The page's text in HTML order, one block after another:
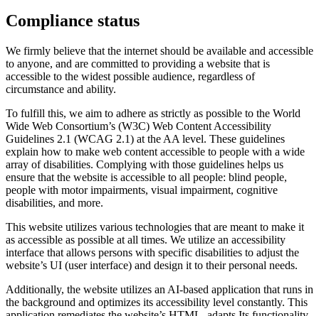
Compliance status
We firmly believe that the internet should be available and accessible
to anyone, and are committed to providing a website that is
accessible to the widest possible audience, regardless of
circumstance and ability.
To fulfill this, we aim to adhere as strictly as possible to the World
Wide Web Consortium’s (W3C) Web Content Accessibility
Guidelines 2.1 (WCAG 2.1) at the AA level. These guidelines
explain how to make web content accessible to people with a wide
array of disabilities. Complying with those guidelines helps us
ensure that the website is accessible to all people: blind people,
people with motor impairments, visual impairment, cognitive
disabilities, and more.
This website utilizes various technologies that are meant to make it
as accessible as possible at all times. We utilize an accessibility
interface that allows persons with specific disabilities to adjust the
website’s UI (user interface) and design it to their personal needs.
Additionally, the website utilizes an AI-based application that runs in
the background and optimizes its accessibility level constantly. This